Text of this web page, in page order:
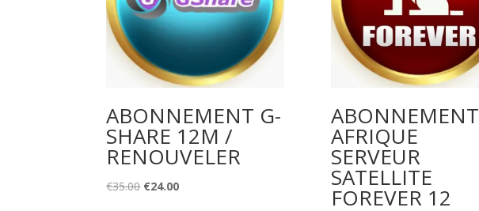
ABONNEMENT G-
SHARE 12M /
RENOUVELER
€35.00 Original
€24.00Current
ABONNEMENT
AFRIQUE
SERVEUR
SATELLITE
FOREVER 12